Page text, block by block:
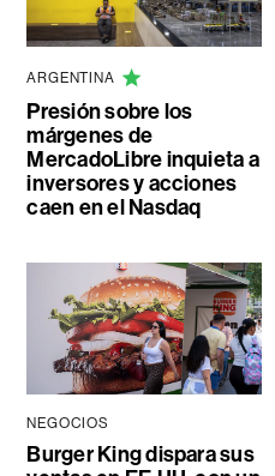
ARGENTINA
Presión sobre los
márgenes de
MercadoLibre inquieta a
inversores y acciones
caen en el Nasdaq
NEGOCIOS
Burger King dispara sus